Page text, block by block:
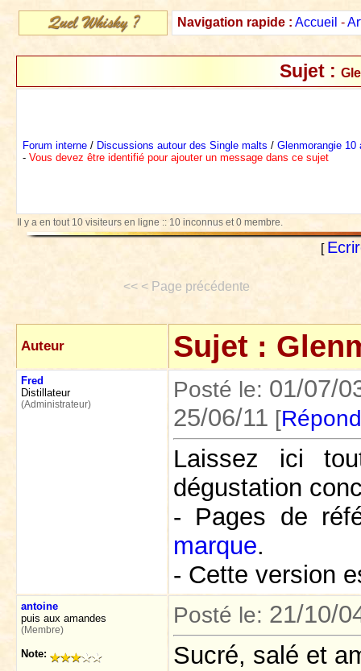
Navigation rapide : Accueil -
Sujet :
Forum interne / Discussions autour des Single malts / Glenmorangie 10
- Vous devez être identifié pour ajouter un message dans ce sujet
Il y a en tout 10 visiteurs en ligne :: 10 inconnus et 0 membre.
[
<< < Page précédente
Auteur Sujet :
Fred
Distillateur
(Administrateur)
Posté le: 01/07/
25/06/11 [
Laissez ici
dégustation
- Pages de
marque.
- Cette version
antoine
puis aux amandes
(Membre)
Note:
Posté le: 21/10/
Sucré, salé et